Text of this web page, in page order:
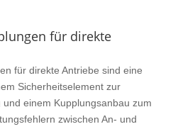
für direkte
für direkte Antriebe sind eine
Sicherheitselement zur
einem Kupplungsanbau zum
zwischen An- und